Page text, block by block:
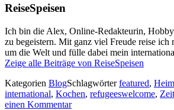
ReiseSpeisen
Ich bin die Alex, Online-Redakteurin,
zu begeistern. Mit ganz viel Freude reise ich
um die Welt und fülle dabei mein
Zeige alle Beiträge von ReiseSpeisen
Kategorien BlogSchlagwörterfeatured,
international, Kochen, refugeeswelcome, Zeit
einen Kommentar